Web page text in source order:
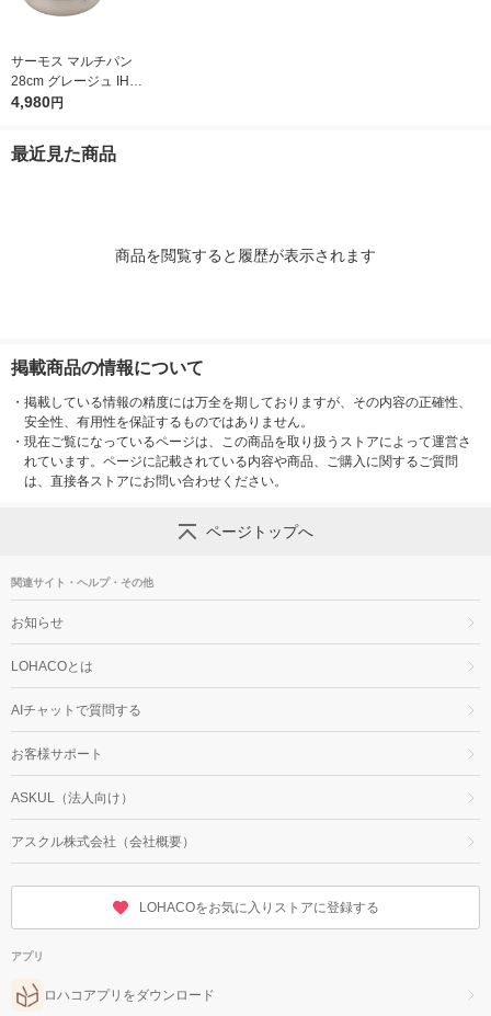
サーモス マルチパン
28cm グレージュ IH/
ガス火対応 KFOー028
用
4,980円
最近見た商品
商品を閲覧すると履歴が表示されます
掲載商品の情報について
・ 掲載している情報の精度には万全を期しておりますが、その内容の正確性、
安全性、有用性を保証するものではありません。
・ 現在ご覧になっているページは、この商品を取り扱うストアによって運営さ
れています。ページに記載されている内容や商品、ご購入に関するご質問
は、直接各ストアにお問い合わせください。
ページトップへ
関連サイト・ヘルプ・その他
お知らせ
LOHACOとは
AIチャットで質問する
お客様サポート
ASKUL（法人向け）
アスクル株式会社（会社概要）
LOHACOをお気に入りストアに登録する
アプリ
ロハコアプリをダウンロード